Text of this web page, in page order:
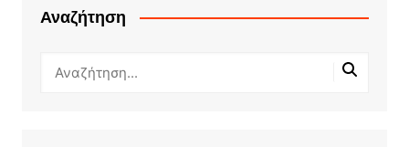
Αναζήτηση